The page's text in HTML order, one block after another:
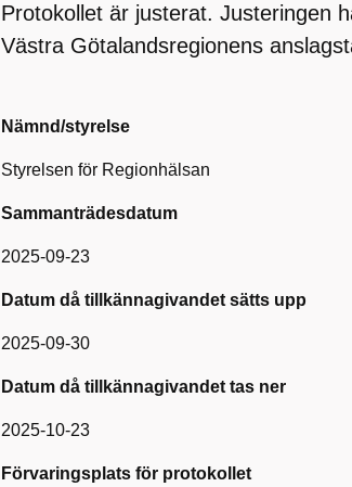
Protokollet är justerat. Justeringen
Västra Götalandsregionens
Nämnd/styrelse
Styrelsen för Regionhälsan
Sammanträdesdatum
2025-09-23
Datum då tillkännagivandet sätts upp
2025-09-30
Datum då tillkännagivandet tas ner
2025-10-23
Förvaringsplats för protokollet